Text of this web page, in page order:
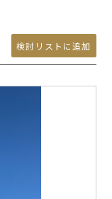
検討リストに追加
検討リストに追加